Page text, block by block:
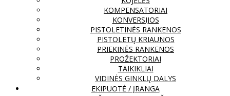
KOMPENSATORIAI
KONVERSIJOS
PISTOLETINĖS RANKENOS
PISTOLETŲ KRIAUNOS
PRIEKINĖS RANKENOS
PROŽEKTORIAI
TAIKIKLIAI
VIDINĖS GINKLŲ DALYS
EKIPUOTĖ / ĮRANGA